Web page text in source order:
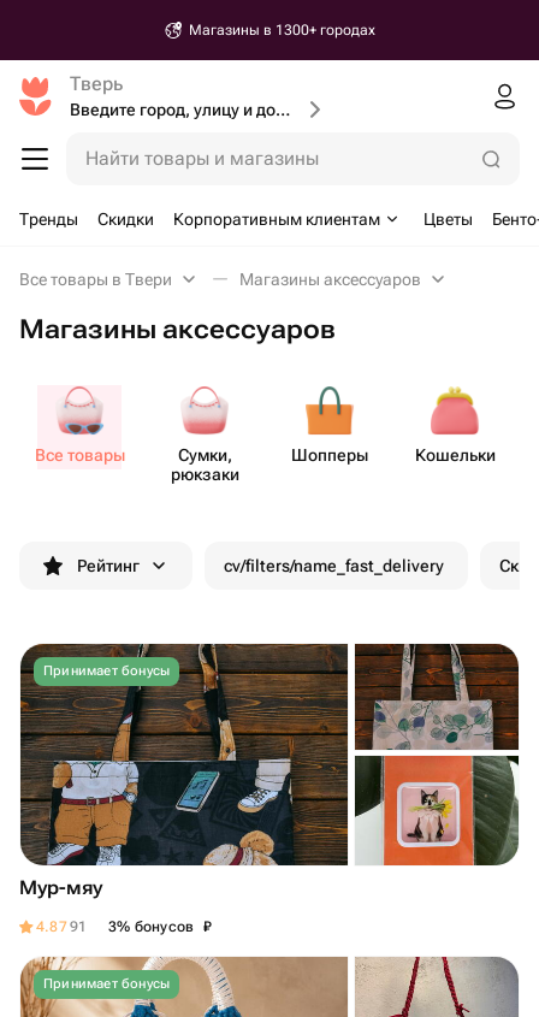
Магазины в 1300+ городах
Тверь
Введите город, улицу и дом доставки
Найти товары и магазины
Тренды Скидки Корпоративным клиентам Цветы
Все товары в Твери Магазины аксессуаров
Магазины аксессуаров
Все товары
Сумки,
рюкзаки
Шопперы Кошельки
Рейтинг cv/filters/name_fast_delivery
Принимает бонусы
Мур-мяу
4.8791 3% бонусов ₽
Принимает бонусы